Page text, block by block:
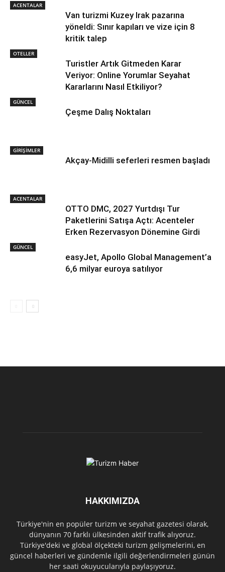
ACENTALAR
Van turizmi Kuzey Irak pazarına
yöneldi: Sınır kapıları ve vize için 8
kritik talep
OTELLER
Turistler Artık Gitmeden Karar
Veriyor: Online Yorumlar Seyahat
Kararlarını Nasıl Etkiliyor?
GÜNCEL
Çeşme Dalış Noktaları
GİRİŞİMLER
Akçay-Midilli seferleri resmen başladı
ACENTALAR
OTTO DMC, 2027 Yurtdışı Tur
Paketlerini Satışa Açtı: Acenteler
Erken Rezervasyon Dönemine Girdi
GÜNCEL
easyJet, Apollo Global Management’a
6,6 milyar euroya satılıyor
HAKKIMIZDA
Türkiye'nin en popüler turizm ve seyahat gazetesi olarak,
dünyanın 70 farklı ülkesinden aktif trafik alıyoruz.
Türkiye'deki ve global ölçekteki turizm gelişmelerini, en
güncel haberleri ve gündemle ilgili değerlendirmeleri günün
her saati okuyucularıyla paylaşıyoruz.